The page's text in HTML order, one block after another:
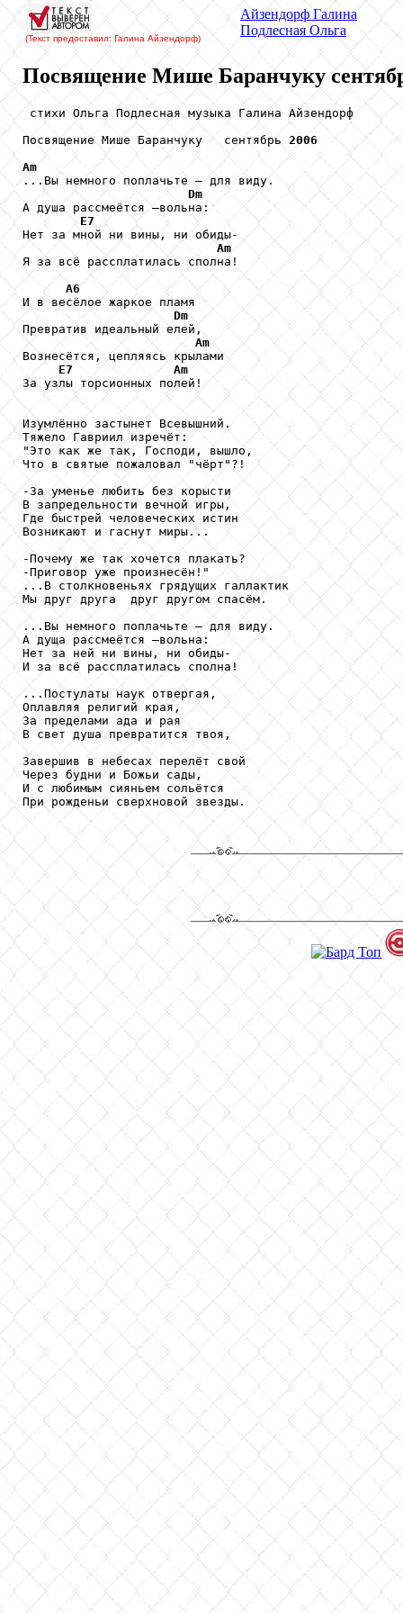
(Текст предоставил: Галина Айзендорф)
Айзендорф Галина
Подлесная Ольга
Посвящение Мише Баранчуку
стихи Ольга Подлесная музыка Галина
Посвящение Мише Баранчуку   сентябрь 2006
Am
...Вы немного поплачьте – для виду.
Dm
А душа рассмеётся –вольна:
E7
Нет за мной ни вины, ни обиды-
Am
Я за всё рассплатилась сполна!
A6
И в весёлое жаркое пламя
Dm
Превратив идеальный елей,
Am
Вознесётся, цепляясь крылами
E7
Am
За узлы торсионных полей!
Изумлённо застынет Всевышний.
Тяжело Гавриил изречёт:
"Это как же так, Господи, вышло,
Что в святые пожаловал "чёрт"?!
-За уменье любить без корысти
В запредельности вечной игры,
Где быстрей человеческих истин
Возникают и гаснут миры...
-Почему же так хочется плакать?
-Приговор уже произнесён!"
...В столкновеньях грядущих галлактик
Мы друг друга  друг другом спасём.
...Вы немного поплачьте – для виду.
А дуща рассмеётся –вольна:
Нет за ней ни вины, ни обиды-
И за всё рассплатилась сполна!
...Постулаты наук отвергая,
Оплавляя религий края,
За пределами ада и рая
В свет душа превратится твоя,
Завершив в небесах перелёт свой
Через будни и Божьи сады,
И с любимым сияньем сольётся
При рожденьи сверхновой звезды.